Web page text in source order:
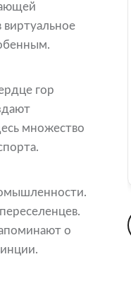
гор
множество
о